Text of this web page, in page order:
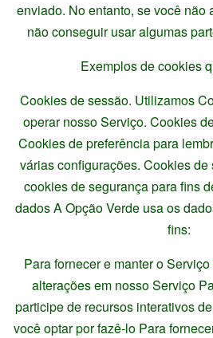
enviado. No entanto, se você não
não conseguir usar algumas
Exemplos de cookies
Cookies de sessão. Utilizamos
operar nosso Serviço. Cookies
Cookies de preferência para
várias configurações. Cookies
cookies de segurança para fins
dados A Opção Verde usa os
fins:
Para fornecer e manter o
alterações em nosso Serviço
participe de recursos interativos
você optar por fazê-lo Para